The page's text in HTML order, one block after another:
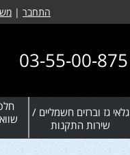
התחבר |
03-55-00-875
גלאי גז וברזים חשמליים /
שירות התקנות